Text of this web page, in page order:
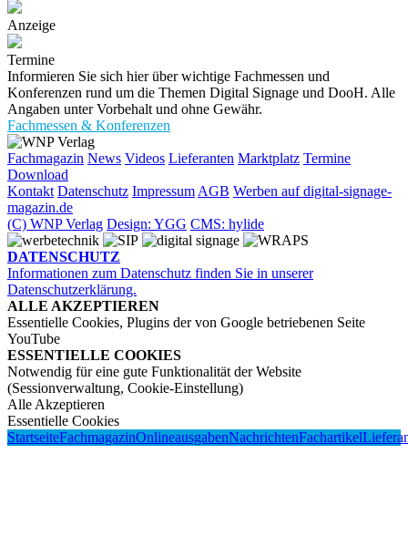
Anzeige
Termine
Informieren Sie sich hier über wichtige Fachmessen und
Konferenzen rund um die Themen Digital Signage und DooH. Alle
Angaben unter Vorbehalt und ohne Gewähr.
Fachmessen & Konferenzen
Fachmagazin News Videos Lieferanten Marktplatz Termine
Download
Kontakt Datenschutz ImpressumAGB Werben auf digital-signage-
magazin.de
(C) WNP Verlag Design: YGG CMS: hylide
DATENSCHUTZ
Informationen zum Datenschutz finden Sie in unserer
Datenschutzerklärung.
ALLE AKZEPTIEREN
Essentielle Cookies, Plugins der von Google betriebenen Seite
YouTube
ESSENTIELLE COOKIES
Notwendig für eine gute Funktionalität der Website
(Sessionverwaltung, Cookie-Einstellung)
Alle Akzeptieren
Essentielle Cookies
StartseiteFachmagazinOnlineausgabenNachrichtenFachartikel